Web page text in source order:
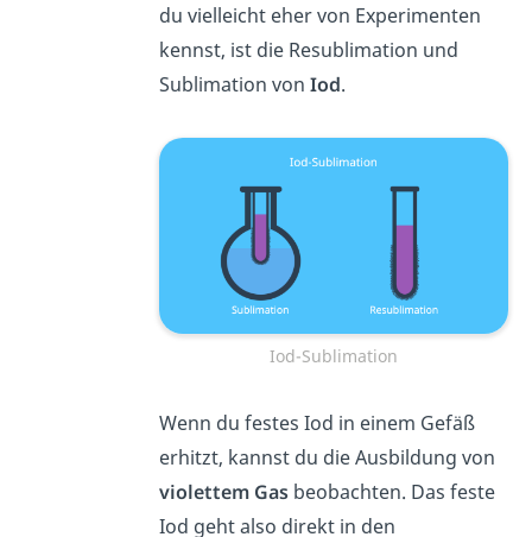
du vielleicht eher von Experimenten
kennst, ist die Resublimation und
Sublimation vonIod.
Iod-Sublimation
Wenn du festes Iod in einem Gefäß
erhitzt, kannst du die Ausbildung von
violettem Gas beobachten. Das feste
Iod geht also direkt in den